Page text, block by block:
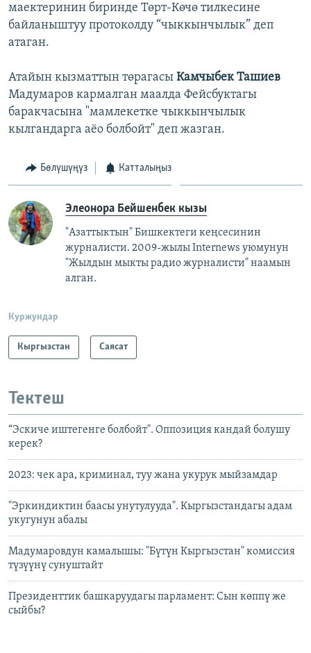
маектеринин биринде Төрт-Көчө тилкесине
байланыштуу протоколду “чыккынчылык” деп
атаган.
Атайын кызматтын төрагасы Камчыбек Ташиев
Мадумаров кармалган маалда Фейсбуктагы
баракчасына "мамлекетке чыккынчылык
кылгандарга аёо болбойт" деп жазган.
Бөлүшүңүз Катталыңыз
Элеонора Бейшенбек кызы
"Азаттыктын" Бишкектеги кеңсесинин
журналисти. 2009-жылы Internews уюмунун
"Жылдын мыкты радио журналисти" наамын
алган.
Куржундар
Кыргызстан Саясат
Тектеш
“Эскиче иштегенге болбойт". Оппозиция кандай болушу
керек?
2023: чек ара, криминал, туу жана укурук мыйзамдар
"Эркиндиктин баасы унутулууда". Кыргызстандагы адам
укугунун абалы
Мадумаровдун камалышы: "Бүтүн Кыргызстан" комиссия
түзүүнү сунуштайт
Президенттик башкаруудагы парламент: Сын көппү же
сыйбы?